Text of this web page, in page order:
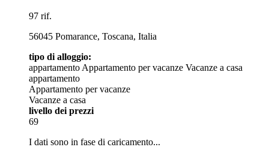
97 rif.
56045 Pomarance, Toscana, Italia
tipo di alloggio:
appartamentoAppartamento per vacanze Vacanze a casa
appartamento
Appartamento per vacanze
Vacanze a casa
livello dei prezzi
69
I dati sono in fase di caricamento...